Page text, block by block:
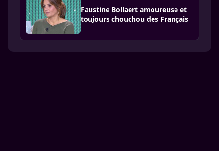
Faustine Bollaert amoureuse et
toujours chouchou des Français